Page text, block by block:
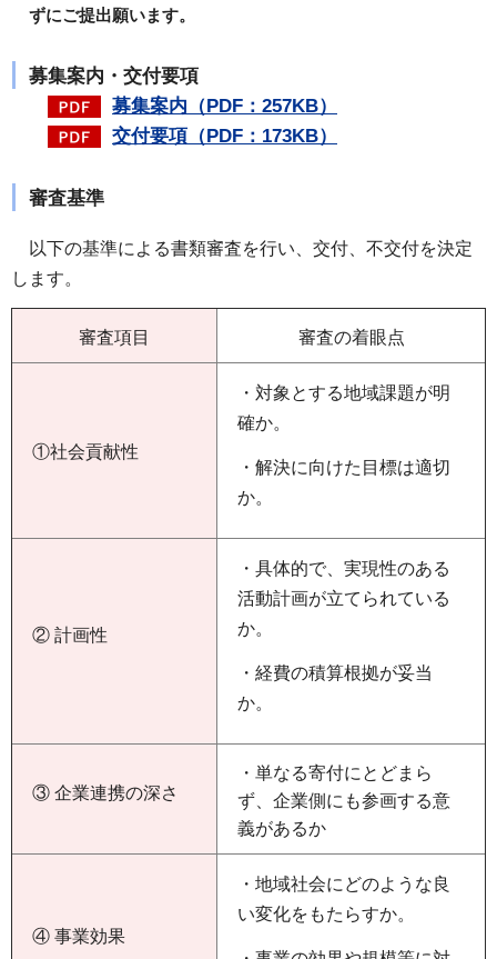
ずにご提出願います。
募集案内・交付要項
募集案内（PDF：257KB）
交付要項（PDF：173KB）
審査基準
以下の基準による書類審査を行い、交付、不交付を決定
します。
審査項目 審査の着眼点
①社会貢献性
・対象とする地域課題が明
確か。
・解決に向けた目標は適切
か。
② 計画性
・具体的で、実現性のある
活動計画が立てられている
か。
・経費の積算根拠が妥当
か。
③ 企業連携の深さ
・単なる寄付にとどまら
ず、企業側にも参画する意
義があるか
④ 事業効果
・地域社会にどのような良
い変化をもたらすか。